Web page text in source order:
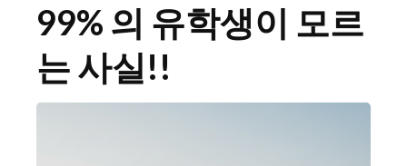
99% 의 유학생이 모르
는 사실!!